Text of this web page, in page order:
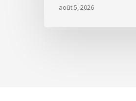
août 5, 2026